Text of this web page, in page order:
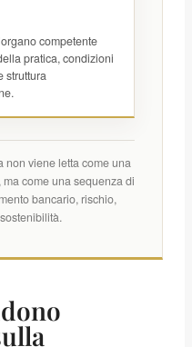
competente
pratica, condizioni
struttura
non viene letta come una
come una sequenza di
bancario, rischio,